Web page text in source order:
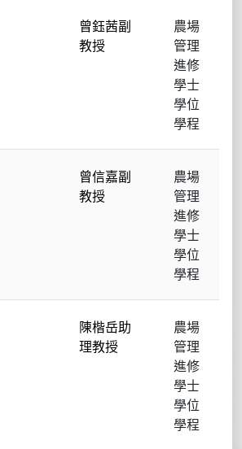
曾鈺茜副
教授
農場
管理
進修
學士
學位
學程
曾信嘉副
教授
農場
管理
進修
學士
學位
學程
陳楷岳助
理教授
農場
管理
進修
學士
學位
學程